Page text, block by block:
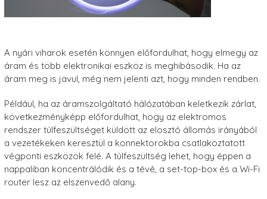
A nyári viharok esetén könnyen előfordulhat, hogy elmegy az
áram és több elektronikai eszköz is meghibásodik. Ha az
áram meg is javul, még nem jelenti azt, hogy minden rendben.
Például, ha az áramszolgáltató hálózatában keletkezik zárlat,
következményképp előfordulhat, hogy az elektromos
rendszer túlfeszültséget küldött az elosztó állomás irányából
a vezetékeken keresztül a konnektorokba csatlakoztatott
végponti eszközök felé. A túlfeszültség lehet, hogy éppen a
nappaliban koncentrálódik és a tévé, a set-top-box és a Wi-Fi
router lesz az elszenvedő alany.